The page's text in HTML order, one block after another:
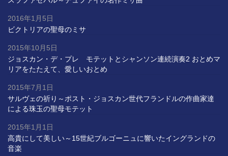
ビクトリアの聖母のミサ
2016年1月5日
ジョスカン・デ・プレ モテットとシャンソン連続演奏2 おとめマ
リアをたたえて、愛しいおとめ
2015年10月5日
サルヴェの祈り～ポスト・ジョスカン世代フランドルの作曲家達
による珠玉の聖母モテット
2015年7月1日
高貴にして美しい～15世紀ブルゴーニュに響いたイングランドの
音楽
2015年1月1日